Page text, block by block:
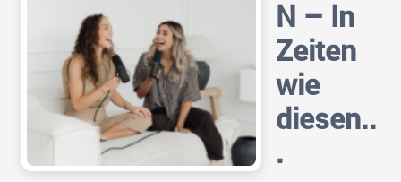
N – In
Zeiten
wie
diesen..
.